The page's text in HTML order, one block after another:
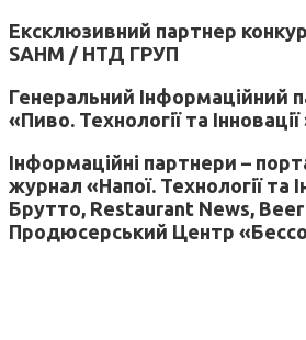
Ексклюзивний партнер
SAHM / НТД ГРУП
Генеральний Інформаційний
«Пиво. Технології та Інновації
Інформаційні партнери –
журнал «Напої. Технології та
Брутто, Restaurant News,
Продюсерський Центр